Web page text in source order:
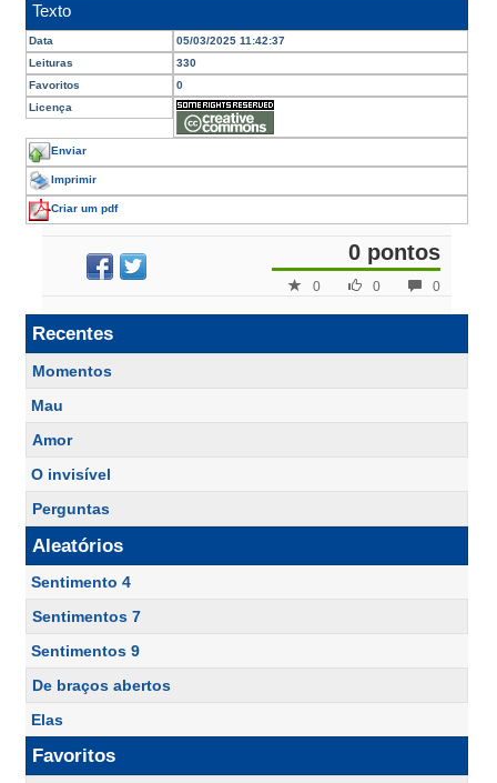
Texto
Data
05/03/2025 11:42:37
Leituras
330
Favoritos
0
Licença
Enviar
Imprimir
Criar um pdf
0 pontos
0
0
0
Recentes
Momentos
Mau
Amor
O invisível
Perguntas
Aleatórios
Sentimento 4
Sentimentos 7
Sentimentos 9
De braços abertos
Elas
Favoritos